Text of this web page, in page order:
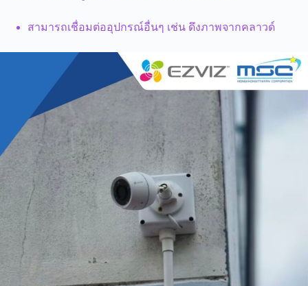
สามารถเชื่อมต่ออุปกรณ์อื่นๆ เช่น ดึงภาพจากคลาวด์